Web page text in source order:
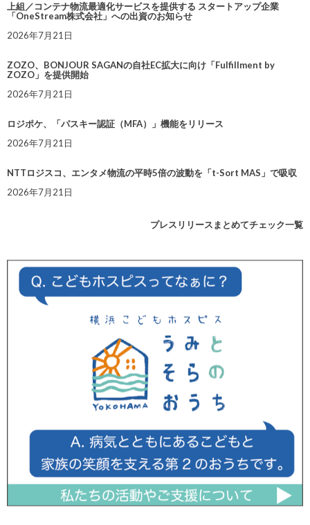
上組／コンテナ物流最適化サービスを提供する スタートアップ企業
「OneStream株式会社」への出資のお知らせ
2026年7月21日
ZOZO、BONJOUR SAGANの自社EC拡大に向け「Fulfillment by
ZOZO」を提供開始
2026年7月21日
ロジポケ、「パスキー認証（MFA）」機能をリリース
2026年7月21日
NTTロジスコ、エンタメ物流の平時5倍の波動を「t-Sort MAS」で吸収
2026年7月21日
プレスリリースまとめてチェック一覧